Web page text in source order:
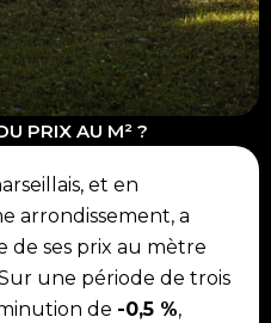
PRIX AU M² ?
et en
arrondissement, a
de ses prix au mètre
une période de trois
de -0,5 %,